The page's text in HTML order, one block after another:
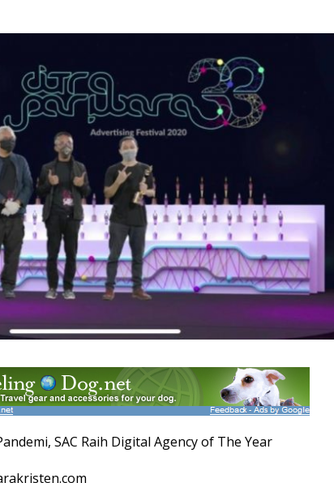
SAC Raih Digital Agency of The Year